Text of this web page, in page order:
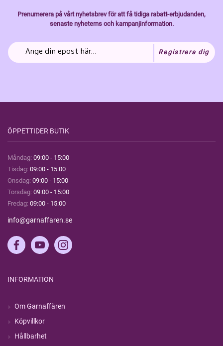
Prenumerera på vårt nyhetsbrev för att få tidiga rabatt-erbjudanden,
senaste nyheterns och kampanjinformation.
Registrera dig
ÖPPETTIDER BUTIK
Måndag: 09:00 - 15:00
Tisdag: 09:00 - 15:00
Onsdag: 09:00 - 15:00
Torsdag: 09:00 - 15:00
Fredag: 09:00 - 15:00
info@garnaffaren.se
INFORMATION
Om Garnaffären
Köpvillkor
Hållbarhet